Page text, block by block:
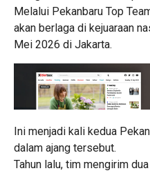
Melalui Pekanbaru Top
akan berlaga di kejuaraan
Mei 2026 di Jakarta.
Ini menjadi kali kedua
dalam ajang tersebut.
Tahun lalu, tim mengirim